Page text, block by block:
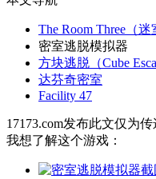
The Room Three（迷
密室逃脱模拟器
方块逃脱（Cube
达芬奇密室
Facility 47
17173.com发布此文仅为
我想了解这个游戏：